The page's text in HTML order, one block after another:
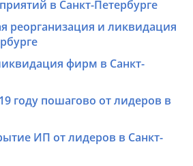
в Санкт-Петербурге
реорганизация и ликвидация
фирм в Санкт-
году пошагово от лидеров в
ИП от лидеров в Санкт-